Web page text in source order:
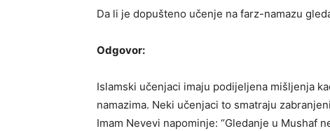
Da li je dopušteno učenje na farz-namazu
Odgovor:
Islamski učenjaci imaju podijeljena mišljenja
namazima. Neki učenjaci to smatraju
Imam Nevevi napominje: “Gledanje u Mushaf